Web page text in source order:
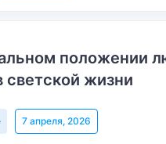
положении
светской жизни
7 апреля, 2026